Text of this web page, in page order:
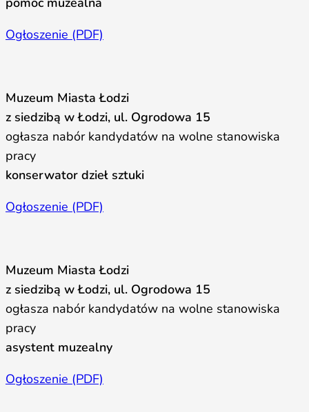
Ogłoszenie (PDF)
Muzeum Miasta Łodzi
z siedzibą w Łodzi, ul. Ogrodowa 15
ogłasza nabór kandydatów na wolne stanowiska
pracy
konserwator dzieł sztuki
Ogłoszenie (PDF)
Muzeum Miasta Łodzi
z siedzibą w Łodzi, ul. Ogrodowa 15
ogłasza nabór kandydatów na wolne stanowiska
pracy
asystent muzealny
Ogłoszenie (PDF)